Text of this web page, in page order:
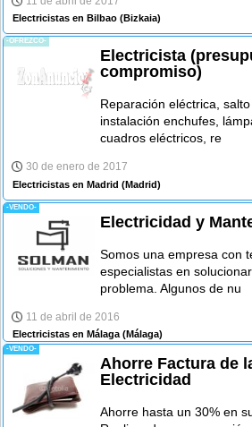
Electricistas en Bilbao (Bizkaia)
-OFREZCO-
Electricista
compromiso)
Reparación eléctrica,
instalación enchufes,
cuadros eléctricos, re
30 de enero de 2017
Electricistas en Madrid (Madrid)
-VENDO-
Electricidad y
Somos una empresa con
especialistas en
problema. Algunos de nu
11 de abril de 2016
Electricistas en Málaga (Málaga)
-VENDO-
Ahorre Factura de
Electricidad
Ahorre hasta un 30% en